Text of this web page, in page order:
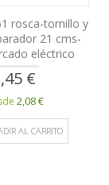
rosca-tornillo y
21 cms-
eléctrico
€
2,08 €
AL CARRITO